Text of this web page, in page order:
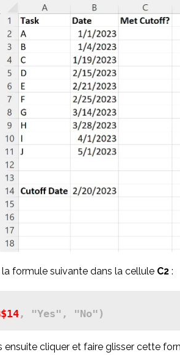
formule suivante dans la cellule C2 :
, "Yes", "No")
ensuite cliquer et faire glisser cette